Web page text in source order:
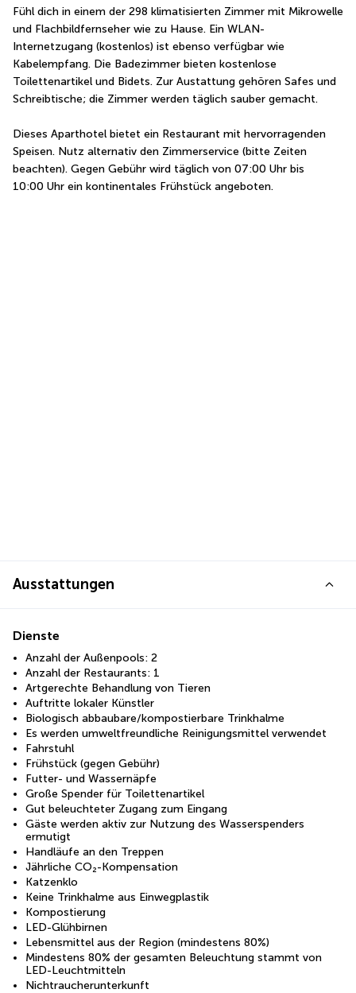
Fühl dich in einem der 298 klimatisierten Zimmer mit Mikrowelle
und Flachbildfernseher wie zu Hause. Ein WLAN-
Internetzugang (kostenlos) ist ebenso verfügbar wie
Kabelempfang. Die Badezimmer bieten kostenlose
Toilettenartikel und Bidets. Zur Austattung gehören Safes und
Schreibtische; die Zimmer werden täglich sauber gemacht.
Dieses Aparthotel bietet ein Restaurant mit hervorragenden
Speisen. Nutz alternativ den Zimmerservice (bitte Zeiten
beachten). Gegen Gebühr wird täglich von 07:00 Uhr bis
10:00 Uhr ein kontinentales Frühstück angeboten.
Ausstattungen
Dienste
Anzahl der Außenpools: 2
Anzahl der Restaurants: 1
Artgerechte Behandlung von Tieren
Auftritte lokaler Künstler
Biologisch abbaubare/kompostierbare Trinkhalme
Es werden umweltfreundliche Reinigungsmittel verwendet
Fahrstuhl
Frühstück (gegen Gebühr)
Futter- und Wassernäpfe
Große Spender für Toilettenartikel
Gut beleuchteter Zugang zum Eingang
Gäste werden aktiv zur Nutzung des Wasserspenders
ermutigt
Handläufe an den Treppen
Jährliche CO₂-Kompensation
Katzenklo
Keine Trinkhalme aus Einwegplastik
Kompostierung
LED-Glühbirnen
Lebensmittel aus der Region (mindestens 80%)
Mindestens 80% der gesamten Beleuchtung stammt von
LED-Leuchtmitteln
Nichtraucherunterkunft